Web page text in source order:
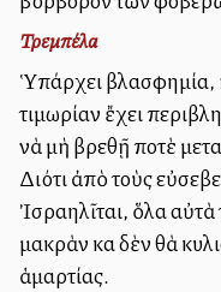
Τρεμπέλα
Ὑπάρχει βλασφημία,
τιμωρίαν ἔχει
νὰ μὴ βρεθῇ ποτὲ
Διότι ἀπὸ τοὺς
Ἰσραηλῖται, ὅλα
μακρὰν καὶ δὲν θὰ
ἁμαρτίας.